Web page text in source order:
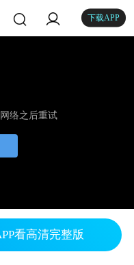
下载APP
络之后重试
看高清完整版